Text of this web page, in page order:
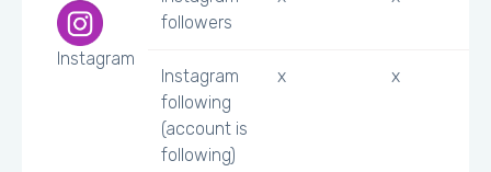
Instagram
followers
Instagram
following
(account is
following)
x x